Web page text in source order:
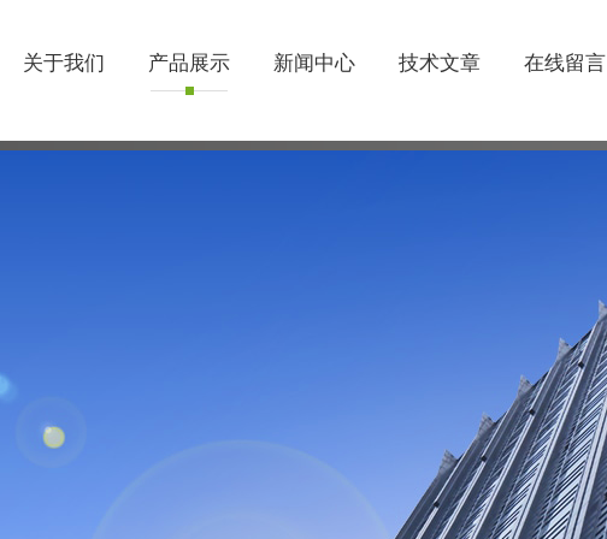
关于我们 产品展示 新闻中心 技术文章 在线留言